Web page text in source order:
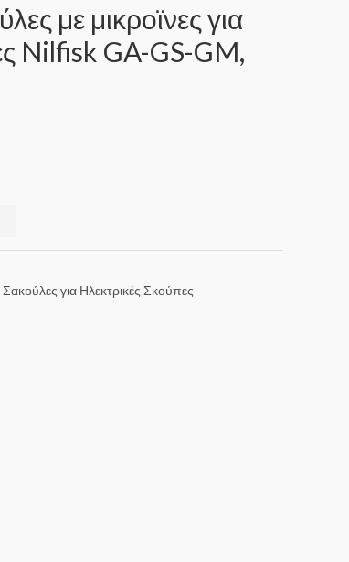
με μικροϊνες για
Nilfisk GA-GS-GM,
Σακούλες για Ηλεκτρικές Σκούπες